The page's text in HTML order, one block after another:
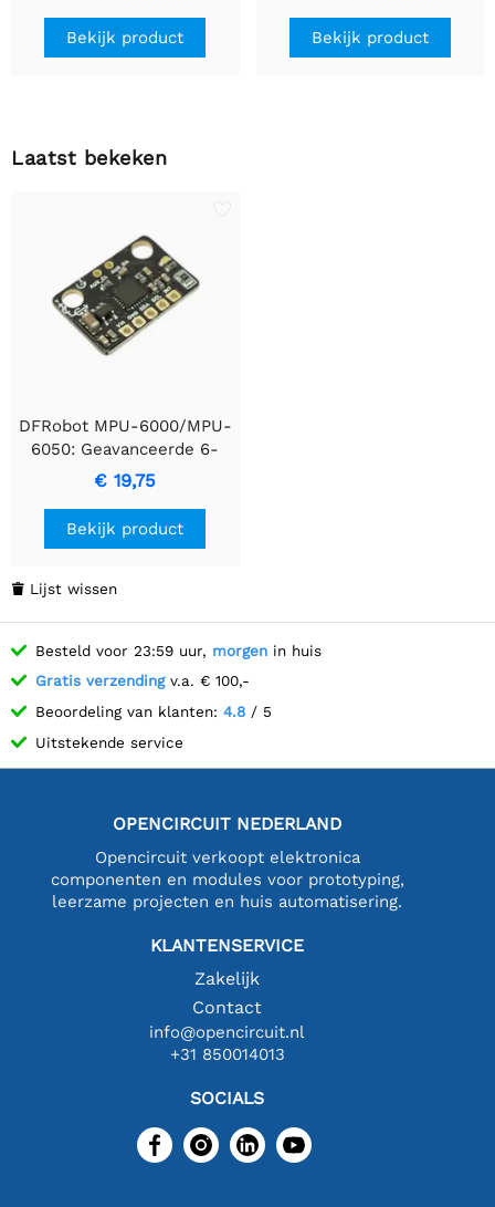
Bekijk product Bekijk product
Laatst bekeken
DFRobot MPU-6000/MPU-
6050: Geavanceerde 6-
assige
€ 19,75
Bekijk product
 Lijst wissen
Besteld voor 23:59 uur, morgen in huis
Gratis verzendingv.a. € 100,-
Beoordeling van klanten: 4.8 / 5
Uitstekende service
OPENCIRCUIT NEDERLAND
Opencircuit verkoopt elektronica
componenten en modules voor prototyping,
leerzame projecten en huis automatisering.
KLANTENSERVICE
Zakelijk
Contact
info@opencircuit.nl
+31 850014013
SOCIALS